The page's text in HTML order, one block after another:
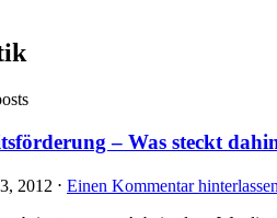
– Was steckt
2012 ⋅ Einen Kommentar hinterlassen